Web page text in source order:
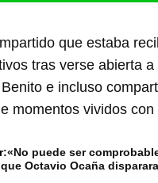
que estaba
tras verse abierta a
e incluso
momentos vividos con
puede ser
Octavio Ocaña